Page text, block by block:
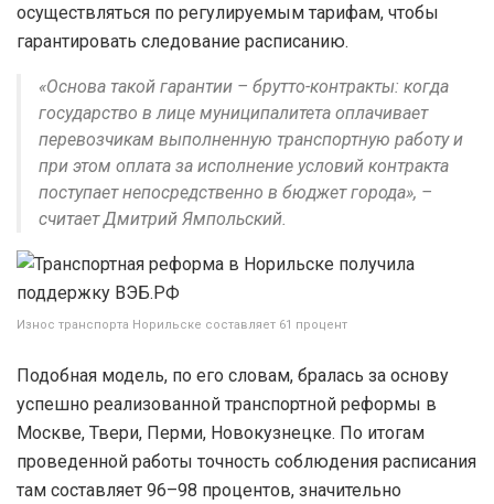
осуществляться по регулируемым тарифам, чтобы
гарантировать следование расписанию.
«Основа такой гарантии – брутто-контракты: когда
государство в лице муниципалитета оплачивает
перевозчикам выполненную транспортную работу и
при этом оплата за исполнение условий контракта
поступает непосредственно в бюджет города», –
считает Дмитрий Ямпольский.
Износ транспорта Норильске составляет 61 процент
Подобная модель, по его словам, бралась за основу
успешно реализованной транспортной реформы в
Москве, Твери, Перми, Новокузнецке. По итогам
проведенной работы точность соблюдения расписания
там составляет 96–98 процентов, значительно